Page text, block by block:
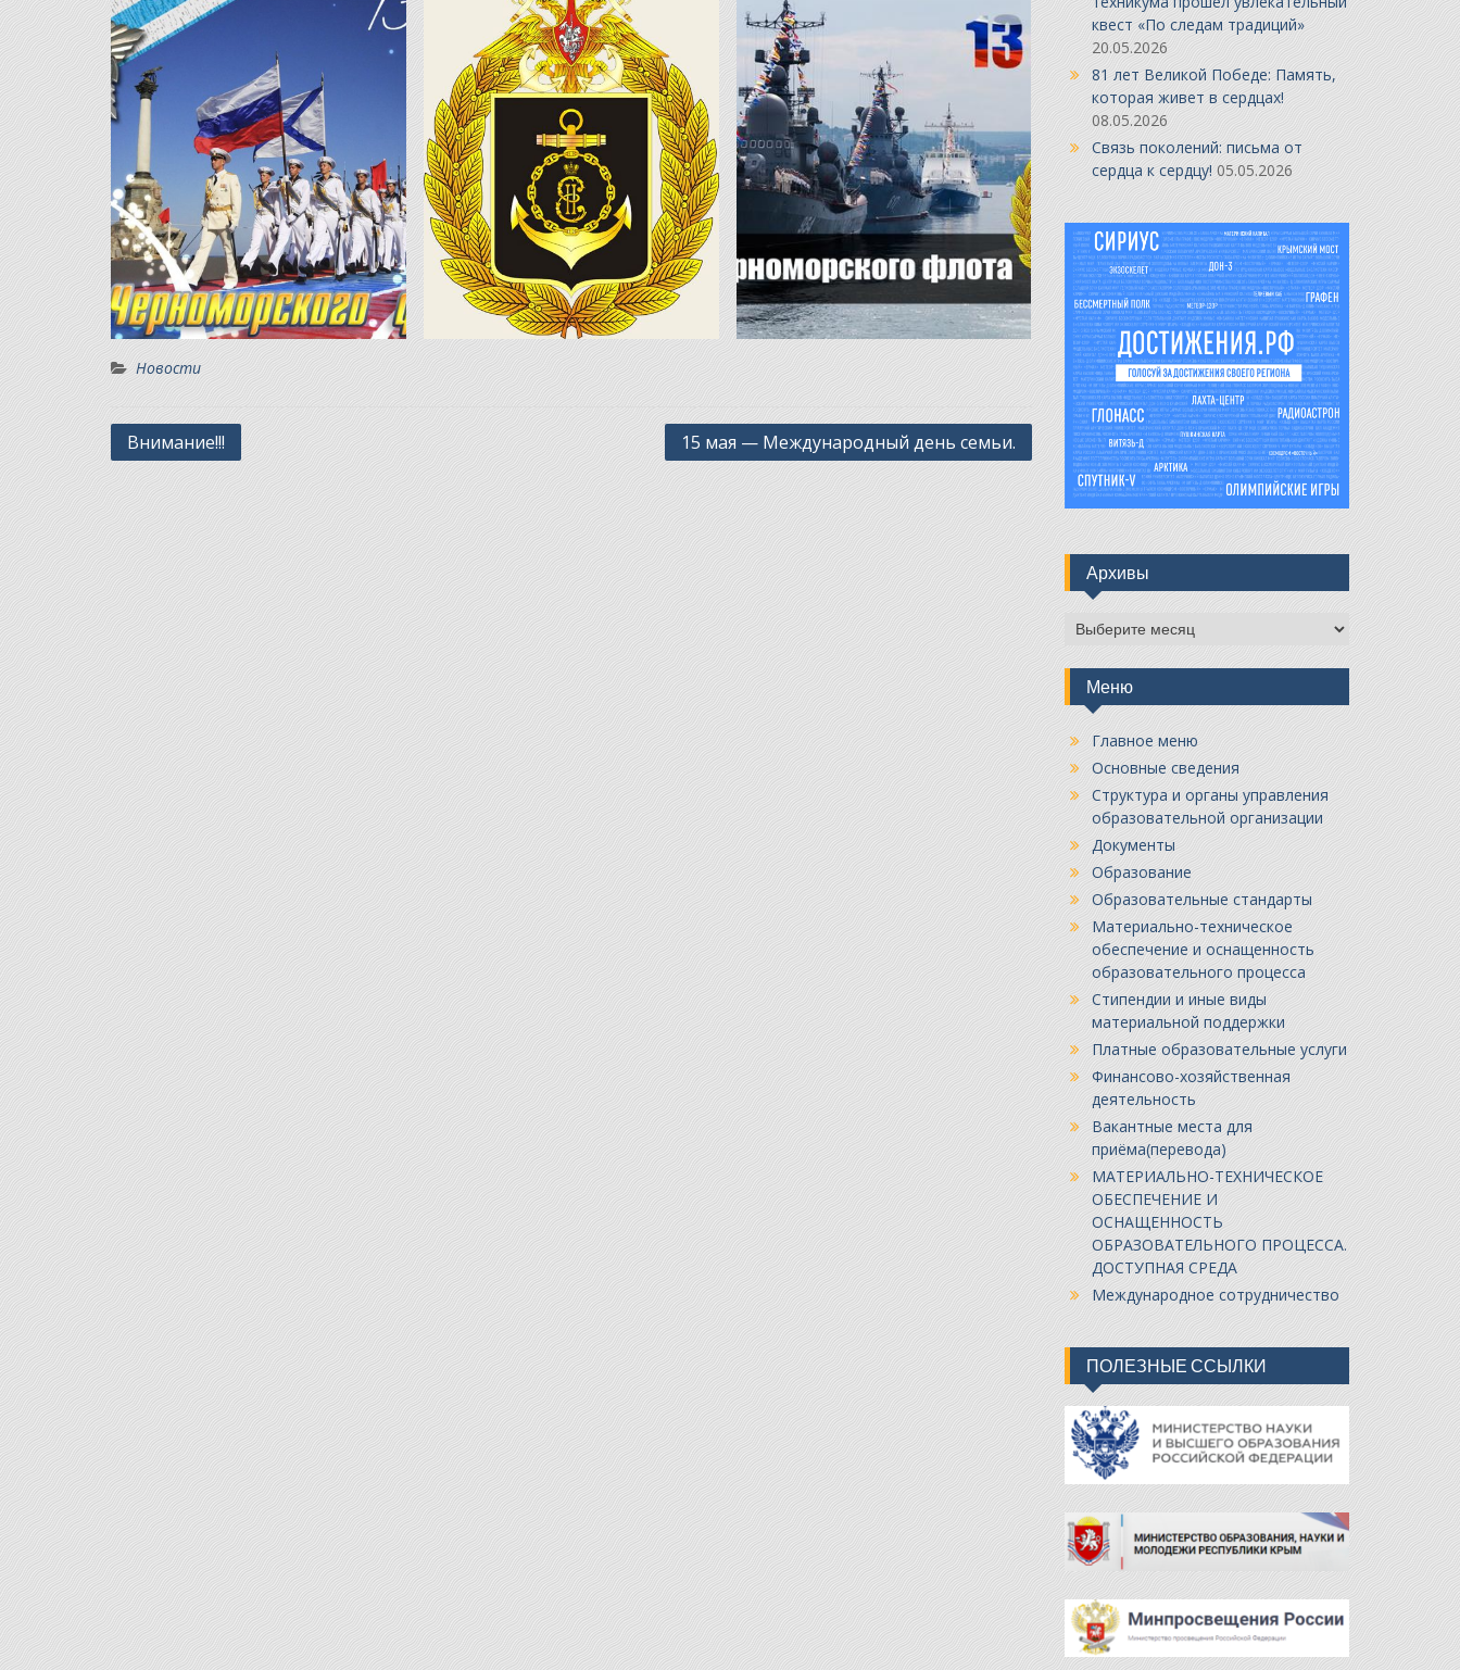
Новости
Навигация
по
записям
Внимание!!! 15 мая — Международный день семьи.
квест «По следам традиций»
20.05.2026
81 лет Великой Победе: Память,
которая живет в сердцах!
08.05.2026
Связь поколений: письма от
сердца к сердцу! 05.05.2026
Архивы
Архивы
Меню
Главное меню
Основные сведения
Структура и органы управления
образовательной организации
Документы
Образование
Образовательные стандарты
Материально-техническое
обеспечение и оснащенность
образовательного процесса
Стипендии и иные виды
материальной поддержки
Платные образовательные услуги
Финансово-хозяйственная
деятельность
Вакантные места для
приёма(перевода)
МАТЕРИАЛЬНО-ТЕХНИЧЕСКОЕ
ОБЕСПЕЧЕНИЕ И
ОСНАЩЕННОСТЬ
ОБРАЗОВАТЕЛЬНОГО ПРОЦЕССА.
ДОСТУПНАЯ СРЕДА
Международное сотрудничество
ПОЛЕЗНЫЕ ССЫЛКИ